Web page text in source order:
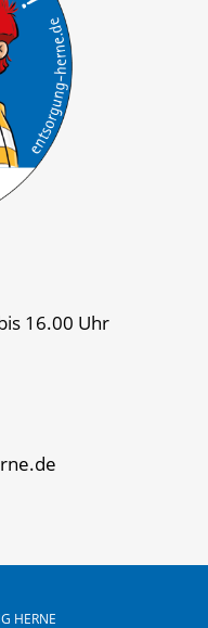
16.00 Uhr
HERNE